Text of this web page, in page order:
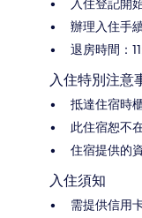
入住登記開
辦理入住手
退房時間：
入住特別注意
抵達住宿時
此住宿恕不
住宿提供的
入住須知
需提供信用